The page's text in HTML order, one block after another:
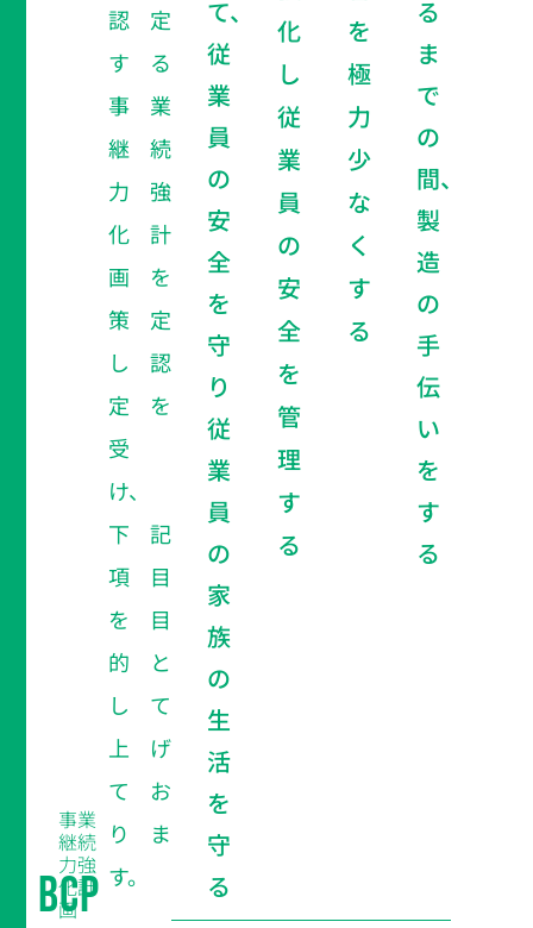
BCP
事業
継続
力強
化計
画
認定
する
事業
継続
力強
化計
画を
策定
し認
定を
受
け、
下記
項目
を目
的と
して
上げ
てお
りま
す。
て、
従
業
員
の
安
全
を
守
り
従
業
員
の
家
族
の
生
活
を
守
る
化
し
従
業
員
の
安
全
を
管
理
す
る
を
極
力
少
な
く
す
る
る
ま
で
の
間、
製
造
の
手
伝
い
を
す
る